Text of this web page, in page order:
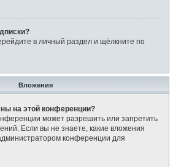
в личный раздел и щёлкните по
Вложения
на этой конференции?
может разрешить или запретить
Если вы не знаете, какие вложения
конференции для